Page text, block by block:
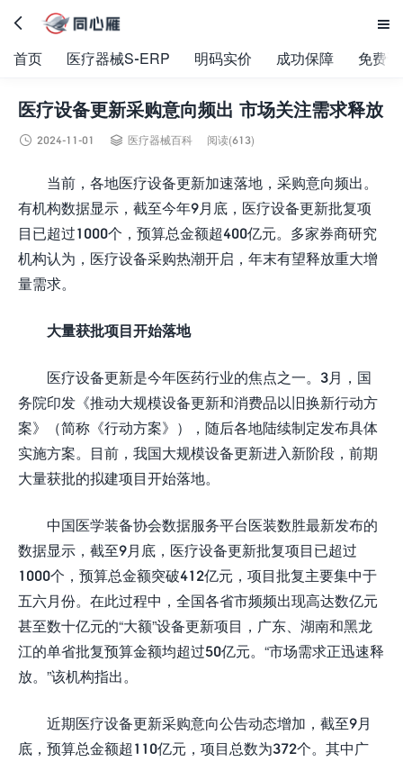
 
首页 医疗器械S-ERP 明码实价 成功保障 免费
医疗设备更新采购意向频出 市场关注需求释放
 2024-11-01  医疗器械百科 阅读(613)
当前，各地医疗设备更新加速落地，采购意向频出。
有机构数据显示，截至今年9月底，医疗设备更新批复项
目已超过1000个，预算总金额超400亿元。多家券商研究
机构认为，医疗设备采购热潮开启，年末有望释放重大增
量需求。
大量获批项目开始落地
医疗设备更新是今年医药行业的焦点之一。3月，国
务院印发《推动大规模设备更新和消费品以旧换新行动方
案》（简称《行动方案》），随后各地陆续制定发布具体
实施方案。目前，我国大规模设备更新进入新阶段，前期
大量获批的拟建项目开始落地。
中国医学装备协会数据服务平台医装数胜最新发布的
数据显示，截至9月底，医疗设备更新批复项目已超过
1000个，预算总金额突破412亿元，项目批复主要集中于
五六月份。在此过程中，全国各省市频频出现高达数亿元
甚至数十亿元的“大额”设备更新项目，广东、湖南和黑龙
江的单省批复预算金额均超过50亿元。“市场需求正迅速释
放。”该机构指出。
近期医疗设备更新采购意向公告动态增加，截至9月
底，预算总金额超110亿元，项目总数为372个。其中广